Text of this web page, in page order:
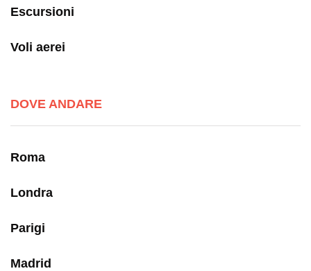
Escursioni
Voli aerei
DOVE ANDARE
Roma
Londra
Parigi
Madrid